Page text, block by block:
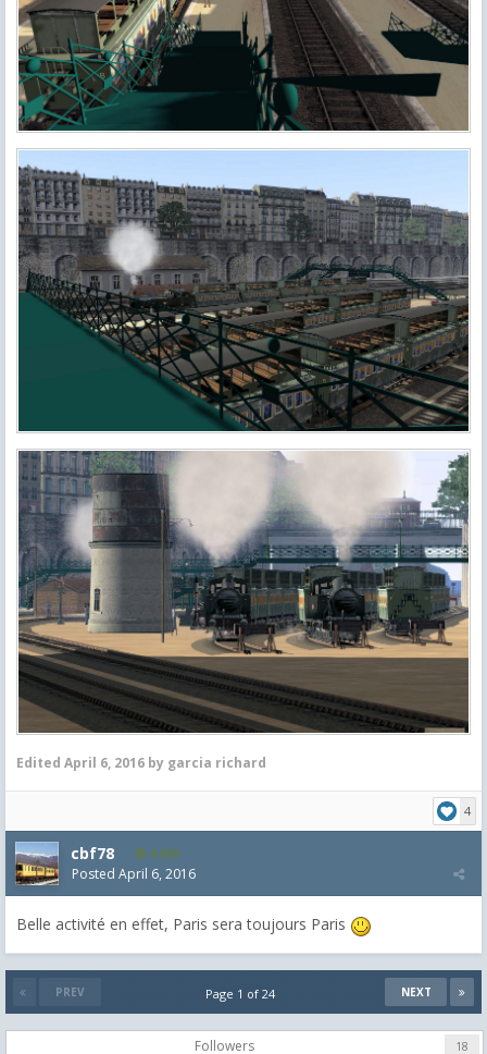
Edited April 6, 2016 by garcia richard
4
cbf78 4,099
Posted April 6, 2016
Belle activité en effet, Paris sera toujours Paris
PREV NEXT
Page 1 of 24
Followers 18